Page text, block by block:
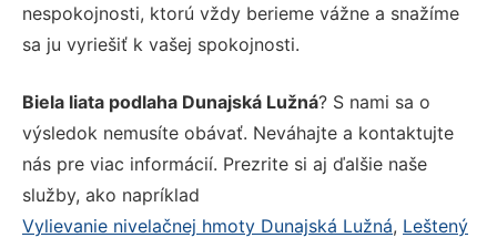
nespokojnosti, ktorú vždy berieme vážne a snažíme
sa ju vyriešiť k vašej spokojnosti.
Biela liata podlaha Dunajská Lužná? S nami sa o
výsledok nemusíte obávať. Neváhajte a kontaktujte
nás pre viac informácií. Prezrite si aj ďalšie naše
služby, ako napríklad
Vylievanie nivelačnej hmoty Dunajská Lužná, Leštený